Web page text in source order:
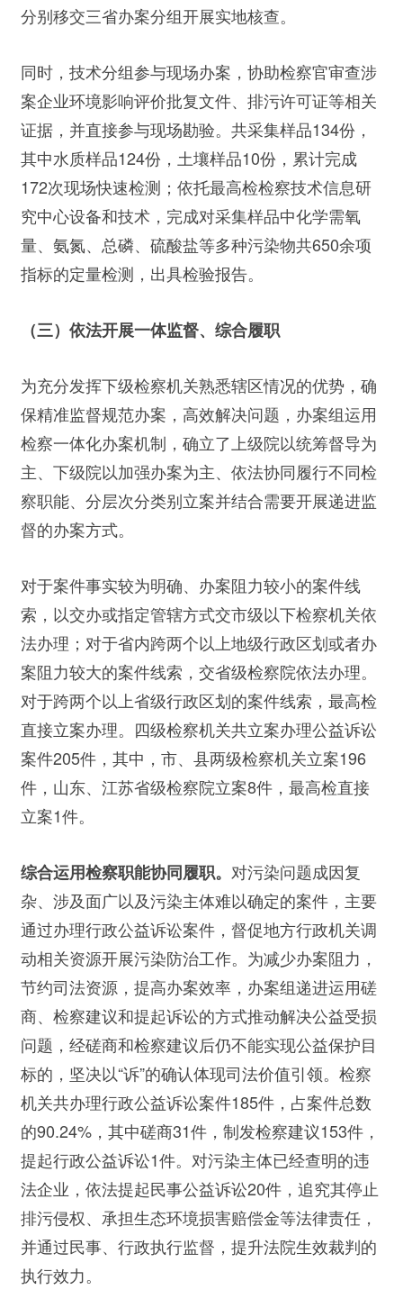
分别移交三省办案分组开展实地核查。
同时，技术分组参与现场办案，协助检察官审查涉
案企业环境影响评价批复文件、排污许可证等相关
证据，并直接参与现场勘验。共采集样品134份，
其中水质样品124份，土壤样品10份，累计完成
172次现场快速检测；依托最高检检察技术信息研
究中心设备和技术，完成对采集样品中化学需氧
量、氨氮、总磷、硫酸盐等多种污染物共650余项
指标的定量检测，出具检验报告。
（三）依法开展一体监督、综合履职
为充分发挥下级检察机关熟悉辖区情况的优势，确
保精准监督规范办案，高效解决问题，办案组运用
检察一体化办案机制，确立了上级院以统筹督导为
主、下级院以加强办案为主、依法协同履行不同检
察职能、分层次分类别立案并结合需要开展递进监
督的办案方式。
对于案件事实较为明确、办案阻力较小的案件线
索，以交办或指定管辖方式交市级以下检察机关依
法办理；对于省内跨两个以上地级行政区划或者办
案阻力较大的案件线索，交省级检察院依法办理。
对于跨两个以上省级行政区划的案件线索，最高检
直接立案办理。四级检察机关共立案办理公益诉讼
案件205件，其中，市、县两级检察机关立案196
件，山东、江苏省级检察院立案8件，最高检直接
立案1件。
综合运用检察职能协同履职。 对污染问题成因复
杂、涉及面广以及污染主体难以确定的案件，主要
通过办理行政公益诉讼案件，督促地方行政机关调
动相关资源开展污染防治工作。为减少办案阻力，
节约司法资源，提高办案效率，办案组递进运用磋
商、检察建议和提起诉讼的方式推动解决公益受损
问题，经磋商和检察建议后仍不能实现公益保护目
标的，坚决以“诉”的确认体现司法价值引领。检察
机关共办理行政公益诉讼案件185件，占案件总数
的90.24%，其中磋商31件，制发检察建议153件，
提起行政公益诉讼1件。对污染主体已经查明的违
法企业，依法提起民事公益诉讼20件，追究其停止
排污侵权、承担生态环境损害赔偿金等法律责任，
并通过民事、行政执行监督，提升法院生效裁判的
执行效力。